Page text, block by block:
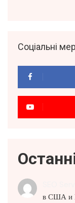
Соціальні
в США и